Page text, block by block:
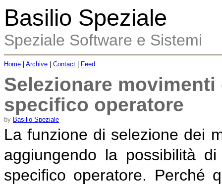
Basilio Speziale
Speziale Software e Sistemi
Home Archive Contact Feed
Selezionare
specifico operatore
by Basilio Speziale
La funzione di selezione dei
aggiungendo la possibilità
specifico operatore. Perché